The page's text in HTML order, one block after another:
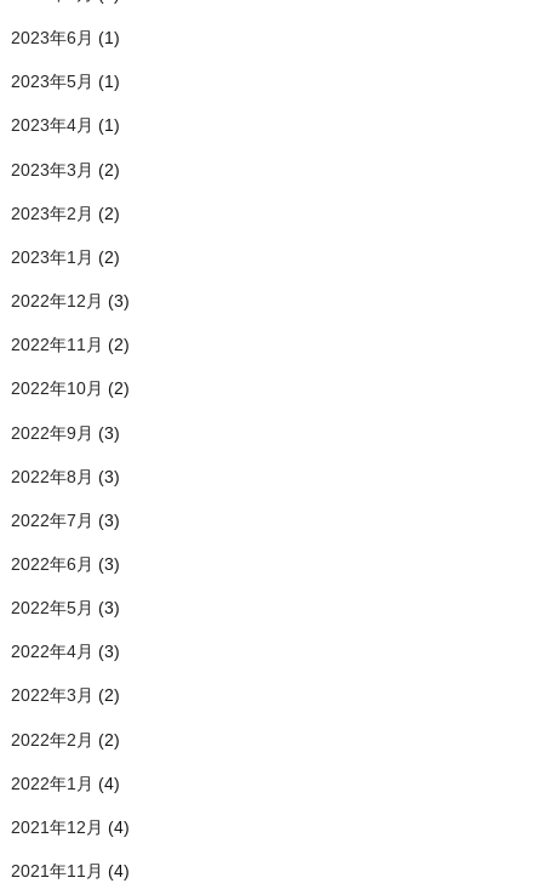
2023年6月 (1)
2023年5月 (1)
2023年4月 (1)
2023年3月 (2)
2023年2月 (2)
2023年1月 (2)
2022年12月 (3)
2022年11月 (2)
2022年10月 (2)
2022年9月 (3)
2022年8月 (3)
2022年7月 (3)
2022年6月 (3)
2022年5月 (3)
2022年4月 (3)
2022年3月 (2)
2022年2月 (2)
2022年1月 (4)
2021年12月 (4)
2021年11月 (4)